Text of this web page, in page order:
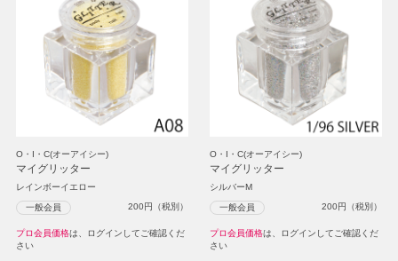
O・I・C(オーアイシー)
マイグリッター
レインボーイエロー
一般会員 200円（税別）
プロ会員価格は、ログインしてご確認くだ
さい
O・I・C(オーアイシー)
マイグリッター
シルバーM
一般会員 200円（税別）
プロ会員価格は、ログインしてご確認くだ
さい